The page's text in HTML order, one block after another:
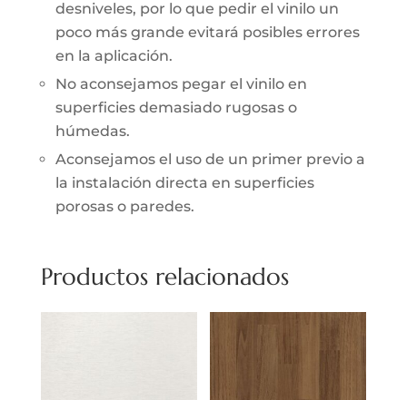
desniveles, por lo que pedir el vinilo un
poco más grande evitará posibles errores
en la aplicación.
No aconsejamos pegar el vinilo en
superficies demasiado rugosas o
húmedas.
Aconsejamos el uso de un primer previo a
la instalación directa en superficies
porosas o paredes.
Productos relacionados